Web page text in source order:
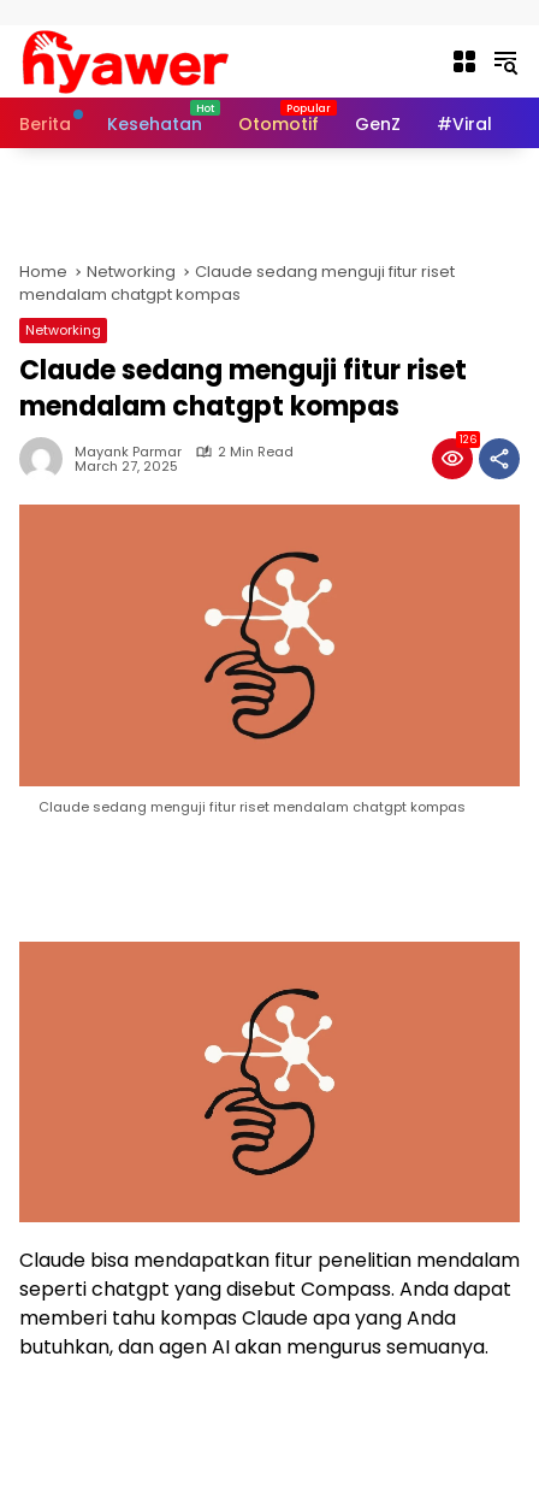
Berita Kesehatan Otomotif GenZ #Viral
Home Networking
Claude sedang menguji fitur riset
mendalam chatgpt kompas
Networking
Claude sedang menguji fitur riset
mendalam chatgpt kompas
Mayank Parmar 2 Min Read
March 27, 2025
126
Claude sedang menguji fitur riset mendalam chatgpt kompas
Claude bisa mendapatkan fitur penelitian mendalam
seperti chatgpt yang disebut Compass. Anda dapat
memberi tahu kompas Claude apa yang Anda
butuhkan, dan agen AI akan mengurus semuanya.